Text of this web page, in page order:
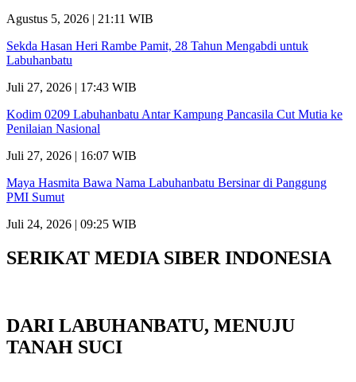
Agustus 5, 2026 | 21:11 WIB
Sekda Hasan Heri Rambe Pamit, 28 Tahun Mengabdi untuk
Labuhanbatu
Juli 27, 2026 | 17:43 WIB
Kodim 0209 Labuhanbatu Antar Kampung Pancasila Cut Mutia ke
Penilaian Nasional
Juli 27, 2026 | 16:07 WIB
Maya Hasmita Bawa Nama Labuhanbatu Bersinar di Panggung
PMI Sumut
Juli 24, 2026 | 09:25 WIB
SERIKAT MEDIA SIBER INDONESIA
DARI LABUHANBATU, MENUJU
TANAH SUCI